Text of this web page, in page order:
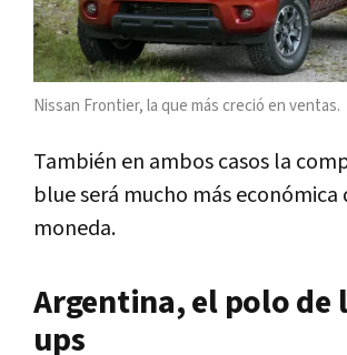
Nissan Frontier, la que más creció en ventas.
También en ambos casos la
blue será mucho más económica
moneda.
Argentina, el polo de
ups